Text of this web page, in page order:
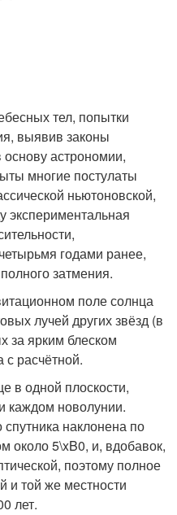
тел, попытки
выявив законы
астрономии,
многие постулаты
ньютоновской,
экспериментальная
годами ранее,
затмения.
поле солнца
лучей других звёзд (в
за ярким блеском
с расчётной.
в одной плоскости,
каждом новолунии.
наклонена по
около 5\xB0, и, вдобавок,
поэтому полное
и той же местности
лет.